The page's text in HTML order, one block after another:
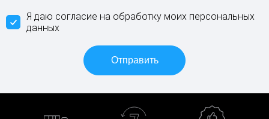
Я даю согласие на обработку моих персональных
данных